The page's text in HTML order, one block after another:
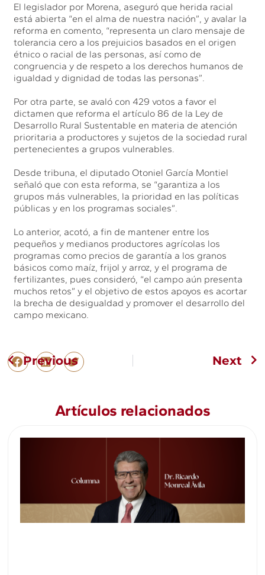
El legislador por Morena, aseguró que herida racial
está abierta “en el alma de nuestra nación”, y avalar la
reforma en comento, “representa un claro mensaje de
tolerancia cero a los prejuicios basados en el origen
étnico o racial de las personas, así como de
congruencia y de respeto a los derechos humanos de
igualdad y dignidad de todas las personas”.
Por otra parte, se avaló con 429 votos a favor el
dictamen que reforma el artículo 86 de la Ley de
Desarrollo Rural Sustentable en materia de atención
prioritaria a productores y sujetos de la sociedad rural
pertenecientes a grupos vulnerables.
Desde tribuna, el diputado Otoniel García Montiel
señaló que con esta reforma, se “garantiza a los
grupos más vulnerables, la prioridad en las políticas
públicas y en los programas sociales”.
Lo anterior, acotó, a fin de mantener entre los
pequeños y medianos productores agrícolas los
programas como precios de garantía a los granos
básicos como maíz, frijol y arroz, y el programa de
fertilizantes, pues consideró, “el campo aún presenta
muchos retos” y el objetivo de estos apoyos es acortar
la brecha de desigualdad y promover el desarrollo del
campo mexicano.
Previous Next
Artículos relacionados